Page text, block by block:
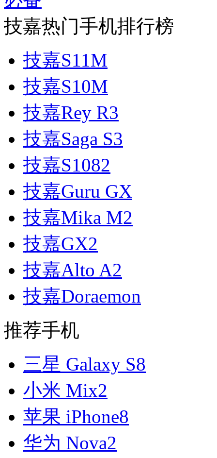
技嘉热门手机排行榜
技嘉S11M
技嘉S10M
技嘉Rey R3
技嘉Saga S3
技嘉S1082
技嘉Guru GX
技嘉Mika M2
技嘉GX2
技嘉Alto A2
技嘉Doraemon
推荐手机
三星 Galaxy S8
小米 Mix2
苹果 iPhone8
华为 Nova2